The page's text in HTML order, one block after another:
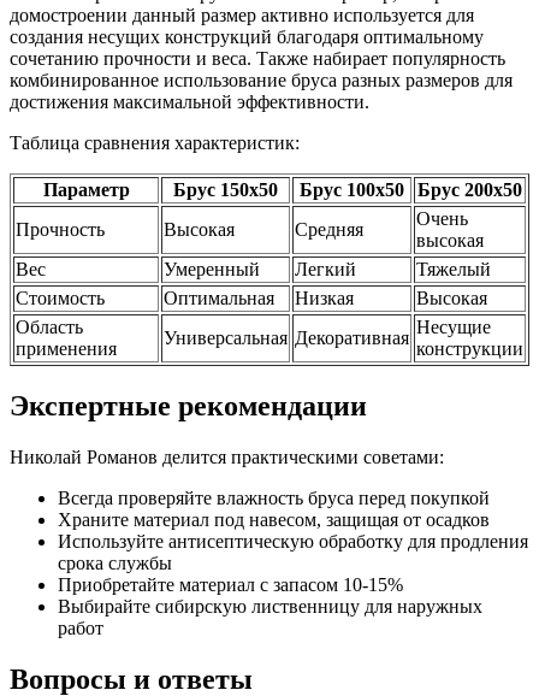
домостроении данный размер активно используется для
создания несущих конструкций благодаря оптимальному
сочетанию прочности и веса. Также набирает популярность
комбинированное использование бруса разных размеров для
достижения максимальной эффективности.
Таблица сравнения характеристик:
Параметр Брус 150х50 Брус 100х50
Брус 200х50
Прочность
Высокая Средняя
Очень
высокая
Вес
Умеренный Легкий
Тяжелый
Стоимость
Оптимальная Низкая
Высокая
Область
применения
Универсальная Декоративная
Несущие
конструкции
Экспертные рекомендации
Николай Романов делится практическими советами:
Всегда проверяйте влажность бруса перед покупкой
Храните материал под навесом, защищая от осадков
Используйте антисептическую обработку для продления
срока службы
Приобретайте материал с запасом 10-15%
Выбирайте сибирскую лиственницу для наружных
работ
Вопросы и ответы